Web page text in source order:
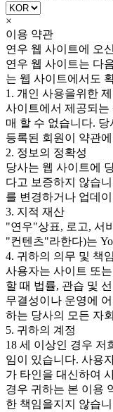
×
이용 약관
연우 웹 사이트에 오
연우 웹 사이트는 다
는 웹 사이트에서도
1. 개인 사용을위한
사이트에서 제공되
매 할 수 없습니다.
등록된 회원이 약관
2. 정보의 정확성
당사는 웹 사이트에
다고 보증하지 않습
를 변경하거나 업데
3. 지적 재산
"연우"상표, 로고, 서
"컨텐츠"라한다)는
4. 귀하의 의무 및 책임
사용자는 사이트 또
할 때 법률, 관습 및
무결성이나 운영에
하는 당사의 모든 자
5. 귀하의 계정
18 세 이상인 경우 저
임이 있습니다. 사용
가 타인을 대신하여
경우 귀하는 본 이용
한 책임을지지 않습